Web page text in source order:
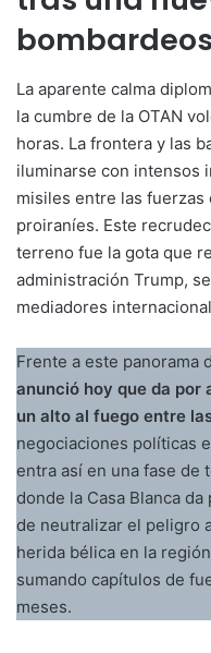
bombardeos
La aparente calma
la cumbre de la OTAN
horas. La frontera y las
iluminarse con intensos
misiles entre las
proiraníes. Este
terreno fue la gota que
administración Trump,
mediadores
Frente a este panorama
anunció hoy que da por
un alto al fuego entre
negociaciones políticas
entra así en una fase
donde la Casa Blanca
de neutralizar el peligro
herida bélica en la
sumando capítulos de
meses.